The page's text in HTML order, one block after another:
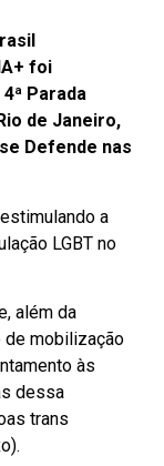
foi
Parada
de Janeiro,
Defende nas
a
LGBT no
além da
de mobilização
às
dessa
trans